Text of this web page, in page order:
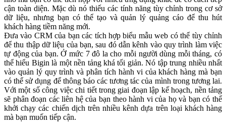
cận toàn diện. Mặc dù nó thiếu các tính năng tùy chỉnh trong cơ sở
dữ liệu, nhưng bạn có thể tạo và quản lý quảng cáo để thu hút
khách hàng tiềm năng mới.
Đưa vào CRM của bạn các tích hợp biểu mẫu web có thể tùy chỉnh
để thu thập dữ liệu của bạn, sau đó dẫn kênh vào quy trình làm việc
tự động của bạn. Ở mức 7 đô la cho mỗi người dùng mỗi tháng, có
thể hiểu Bigin là một nền tảng khá tối giản. Nó tập trung nhiều nhất
vào quản lý quy trình và phân tích hành vi của khách hàng mà bạn
có thể sử dụng để thông báo các tương tác của mình trong tương lai.
Với một số công việc chi tiết trong giai đoạn lập kế hoạch, nền tảng
sẽ phân đoạn các liên hệ của bạn theo hành vi của họ và bạn có thể
khởi chạy các chiến dịch trên nhiều kênh dựa trên loại khách hàng
mà bạn muốn tiếp cận.